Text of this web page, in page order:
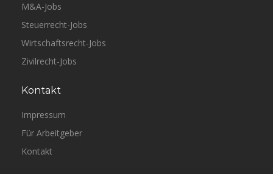
M&A-Jobs
Steuerrecht-Jobs
Wirtschaftsrecht-Jobs
Zivilrecht-Jobs
Kontakt
Impressum
Für Arbeitgeber
Kontakt